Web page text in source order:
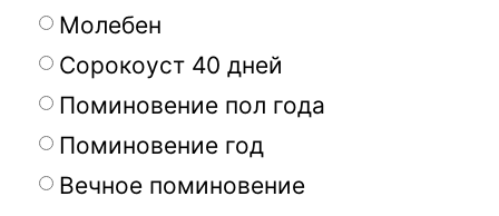
Молебен
Сорокоуст 40 дней
Поминовение пол года
Поминовение год
Вечное поминовение